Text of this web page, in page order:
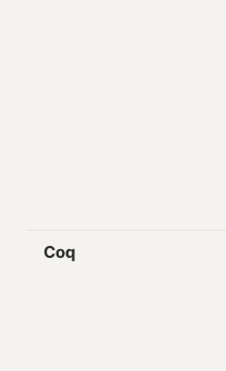
Coq